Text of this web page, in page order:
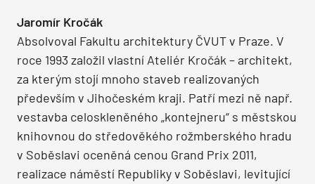
Jaromír Kročák
Absolvoval Fakultu architektury ČVUT v Praze. V
roce 1993 založil vlastní Ateliér Kročák – architekt,
za kterým stojí mnoho staveb realizovaných
především v Jihočeském kraji. Patří mezi ně např.
vestavba celoskleněného „kontejneru“ s městskou
knihovnou do středověkého rožmberského hradu
v Soběslavi oceněná cenou Grand Prix 2011,
realizace náměstí Republiky v Soběslavi, levitující